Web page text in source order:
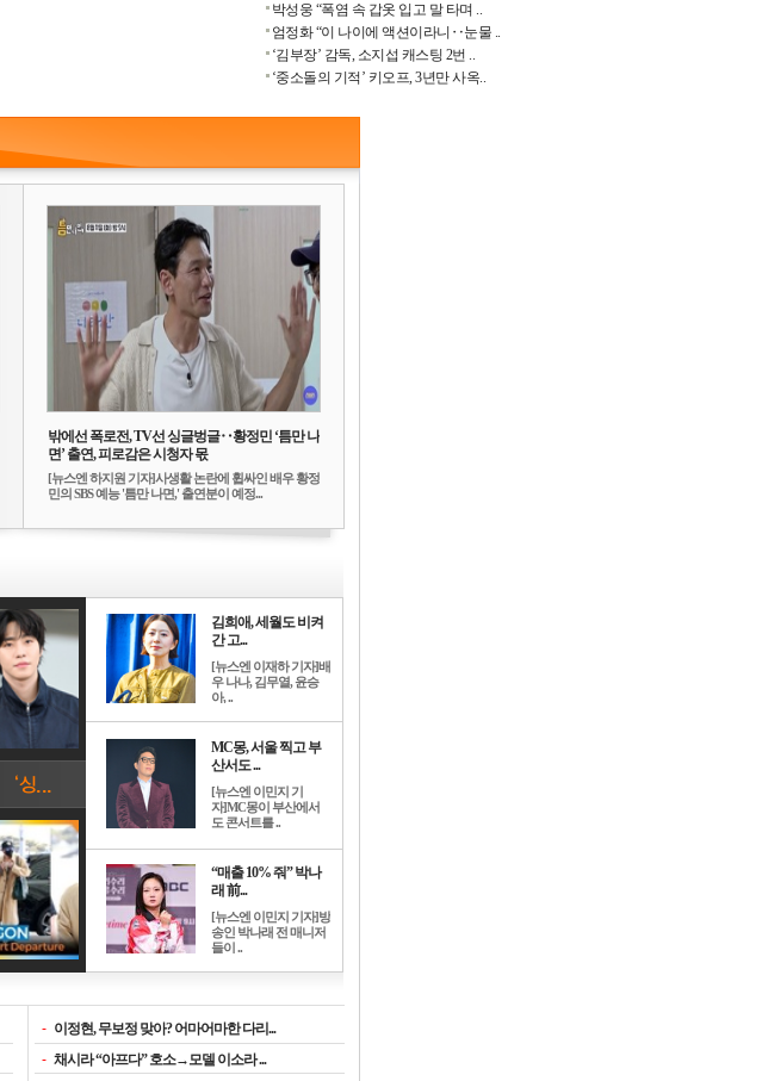
박성웅 “폭염 속 갑옷 입고 말 타며 ..
엄정화 “이 나이에 액션이라니‥눈물 ..
‘김부장’ 감독, 소지섭 캐스팅 2번 ..
‘중소돌의 기적’ 키오프, 3년만 사옥..
밖에선 폭로전, TV선 싱글벙글‥황정민 ‘틈만 나
면’ 출연, 피로감은 시청자 몫
[뉴스엔 하지원 기자]사생활 논란에 휩싸인 배우 황정
민의 SBS 예능 '틈만 나면,' 출연분이 예정...
김희애, 세월도 비켜
간 고...
[뉴스엔 이재하 기자]배
우 나나, 김무열, 윤승
아, ..
MC몽, 서울 찍고 부
산서도 ...
[뉴스엔 이민지 기
자]MC몽이 부산에서
도 콘서트를 ..
“매출 10% 줘” 박나
래 前...
[뉴스엔 이민지 기자]방
송인 박나래 전 매니저
들이 ..
- 이정현, 무보정 맞아? 어마어마한 다리...
- 채시라 “아프다” 호소→모델 이소라 ...